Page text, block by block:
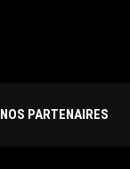
NOS PARTENAIRES